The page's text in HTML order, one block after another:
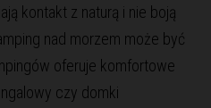
kontakt z naturą i nie boją
nad morzem może być
oferuje komfortowe
czy domki